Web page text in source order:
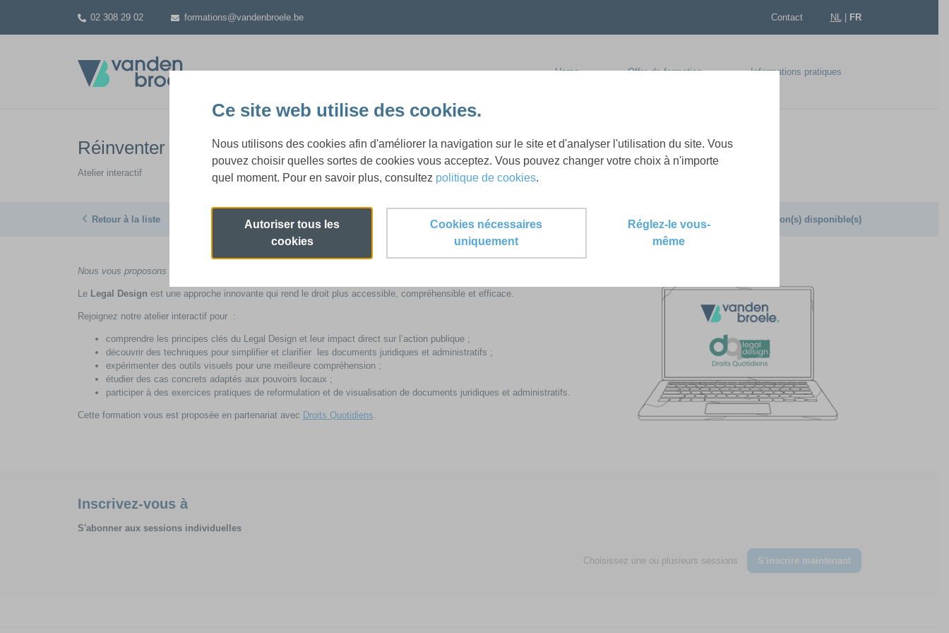
Ce site web utilise des cookies.
Nous utilisons des cookies afin d'améliorer la navigation sur le site et d'analyser l'utilisation du site. Vous
pouvez choisir quelles sortes de cookies vous acceptez. Vous pouvez changer votre choix à n'importe
quel moment. Pour en savoir plus, consultez politique de cookies.
Autoriser tous les
cookies
Cookies nécessaires
uniquement
Réglez-le vous-
même
02 308 29 02 formations@vandenbroele.be Contact NL FR
Home Offre de formation Informations pratiques
Réinventer la communication juridique des pouvoirs locaux avec le Legal Design
Atelier interactif
Retour à la liste 0 session(s) disponible(s)
Nous vous proposons une formation pour tout savoir sur le Legal Design.
Le Legal Design est une approche innovante qui rend le droit plus accessible, compréhensible et efficace.
Rejoignez notre atelier interactif pour :
comprendre les principes clés du Legal Design et leur impact direct sur l’action publique ;
découvrir des techniques pour simplifier et clarifier les documents juridiques et administratifs ;
expérimenter des outils visuels pour une meilleure compréhension ;
étudier des cas concrets adaptés aux pouvoirs locaux ;
participer à des exercices pratiques de reformulation et de visualisation de documents juridiques et administratifs.
Cette formation vous est proposée en partenariat avec Droits Quotidiens.
Inscrivez-vous à
S'abonner aux sessions individuelles
Choisissez une ou plusieurs sessions S'inscrire maintenant